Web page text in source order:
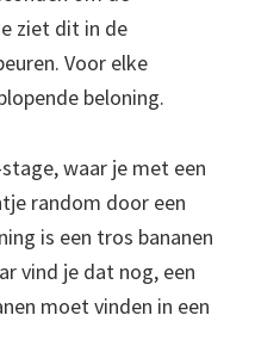
ziet dit in de
Voor elke
beloning.
waar je met een
random door een
is een tros bananen
vind je dat nog, een
moet vinden in een